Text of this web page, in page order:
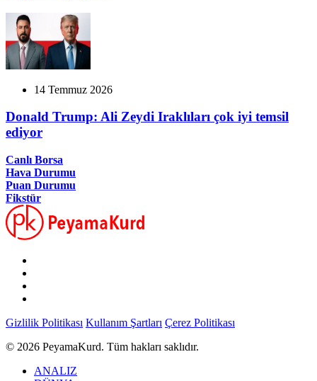
14 Temmuz 2026
Donald Trump: Ali Zeydi Iraklıları çok iyi temsil
ediyor
Canlı Borsa
Hava Durumu
Puan Durumu
Fikstür
Gizlilik Politikası Kullanım Şartları Çerez Politikası
© 2026 PeyamaKurd. Tüm hakları saklıdır.
ANALIZ